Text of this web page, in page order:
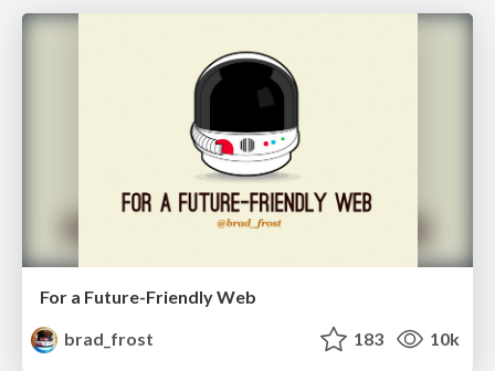
For a Future-Friendly Web
brad_frost
183 10k